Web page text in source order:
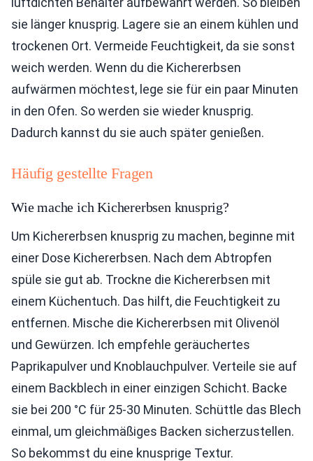
sie länger knusprig. Lagere sie an einem kühlen und
trockenen Ort. Vermeide Feuchtigkeit, da sie sonst
weich werden. Wenn du die Kichererbsen
aufwärmen möchtest, lege sie für ein paar Minuten
in den Ofen. So werden sie wieder knusprig.
Dadurch kannst du sie auch später genießen.
Häufig gestellte Fragen
Wie mache ich Kichererbsen knusprig?
Um Kichererbsen knusprig zu machen, beginne mit
einer Dose Kichererbsen. Nach dem Abtropfen
spüle sie gut ab. Trockne die Kichererbsen mit
einem Küchentuch. Das hilft, die Feuchtigkeit zu
entfernen. Mische die Kichererbsen mit Olivenöl
und Gewürzen. Ich empfehle geräuchertes
Paprikapulver und Knoblauchpulver. Verteile sie auf
einem Backblech in einer einzigen Schicht. Backe
sie bei 200 °C für 25-30 Minuten. Schüttle das Blech
einmal, um gleichmäßiges Backen sicherzustellen.
So bekommst du eine knusprige Textur.